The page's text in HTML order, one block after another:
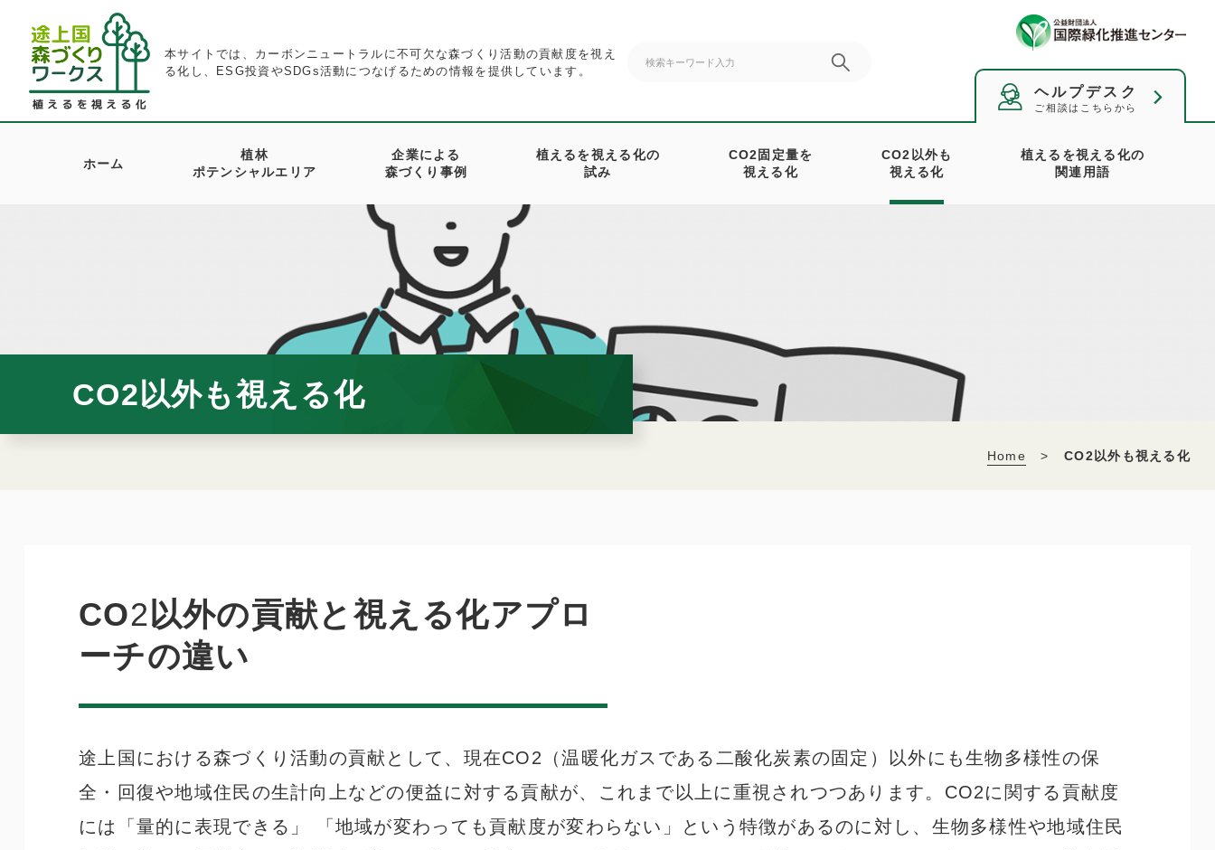
t
本サイトでは、カーボンニュートラルに不可欠な森づくり活動の貢献度を視え
る化し、ESG投資やSDGs活動につなげるための情報を提供しています。
ホーム
植林
ポテンシャルエリア
企業による
森づくり事例
植えるを視える化の
試み
CO2固定量を
視える化
CO2以外も
視える化
植えるを視える化の
関連用語
ヘルプデスク
ご相談はこちらから
CO2以外も視える化
Home > CO2以外も視える化
CO2以外の貢献と視える化アプロ
ーチの違い
途上国における森づくり活動の貢献として、現在CO2 （温暖化ガスである二酸化炭素の固定）以外にも生物多様性の保
全・回復や地域住民の生計向上などの便益に対する貢献が、これまで以上に重視されつつあります。CO2に関する貢献度
には「量的に表現できる」 「地域が変わっても貢献度が変わらない」という特徴があるのに対し、生物多様性や地域住民